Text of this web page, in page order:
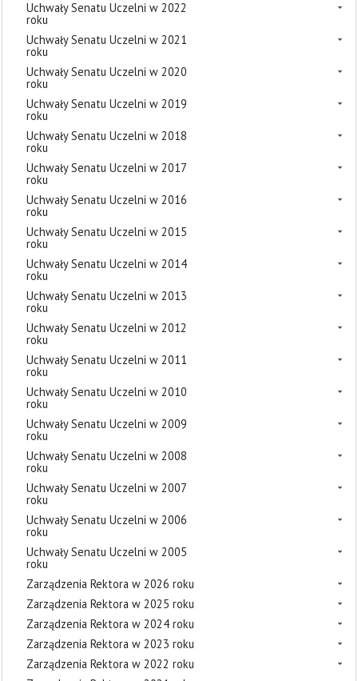
Uchwały Senatu Uczelni w 2022
roku
Uchwały Senatu Uczelni w 2021
roku
Uchwały Senatu Uczelni w 2020
roku
Uchwały Senatu Uczelni w 2019
roku
Uchwały Senatu Uczelni w 2018
roku
Uchwały Senatu Uczelni w 2017
roku
Uchwały Senatu Uczelni w 2016
roku
Uchwały Senatu Uczelni w 2015
roku
Uchwały Senatu Uczelni w 2014
roku
Uchwały Senatu Uczelni w 2013
roku
Uchwały Senatu Uczelni w 2012
roku
Uchwały Senatu Uczelni w 2011
roku
Uchwały Senatu Uczelni w 2010
roku
Uchwały Senatu Uczelni w 2009
roku
Uchwały Senatu Uczelni w 2008
roku
Uchwały Senatu Uczelni w 2007
roku
Uchwały Senatu Uczelni w 2006
roku
Uchwały Senatu Uczelni w 2005
roku
Zarządzenia Rektora w 2026 roku
Zarządzenia Rektora w 2025 roku
Zarządzenia Rektora w 2024 roku
Zarządzenia Rektora w 2023 roku
Zarządzenia Rektora w 2022 roku